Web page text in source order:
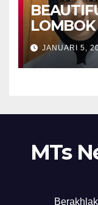
PIDATO
JANUARI 5,
MTs